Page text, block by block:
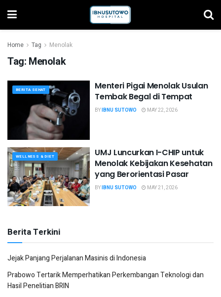
Home Tag Menolak
Tag: Menolak
BERITA SEHAT
Menteri Pigai Menolak Usulan
Tembak Begal di Tempat
BYIBNU SUTOWO MAY 22, 2026
WELLNESS & DIET
UMJ Luncurkan I-CHIP untuk
Menolak Kebijakan Kesehatan
yang Berorientasi Pasar
BYIBNU SUTOWO MAY 21, 2026
Berita Terkini
Jejak Panjang Perjalanan Masinis di Indonesia
Prabowo Tertarik Memperhatikan Perkembangan Teknologi dan
Hasil Penelitian BRIN